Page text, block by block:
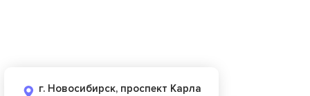
г. Новосибирск, проспект Карла